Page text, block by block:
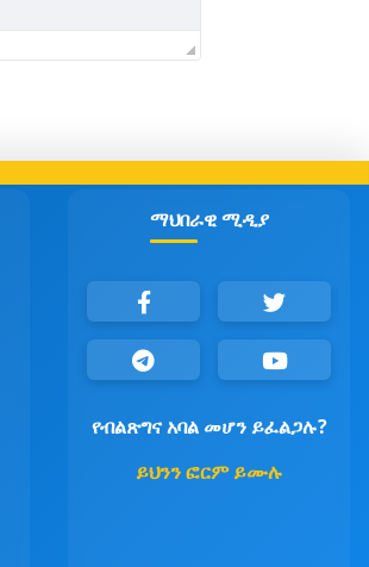
ማህበራዊ ሚዲያ
የብልጽግና አባል መሆን ይፈልጋሉ?
ይህንን ፎርም ይሙሉ